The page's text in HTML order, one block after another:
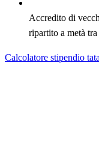
Accredito di
ripartito a metà tra
Calcolatore stipendio